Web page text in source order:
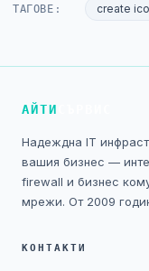
ТАГОВЕ: create
АЙТИ
Надеждна IT
вашия бизнес —
firewall и бизнес
мрежи. От 2009
КОНТАКТИ